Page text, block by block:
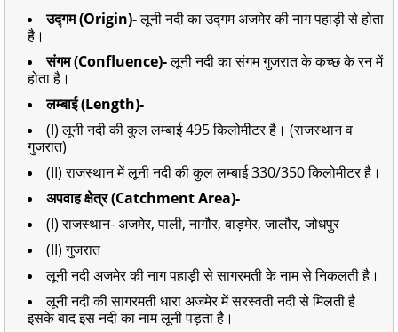
उद्गम (Origin)-लूनी नदी का उद्गम अजमेर की नाग पहाड़ी से होता
है।
संगम (Confluence)-लूनी नदी का संगम गुजरात के कच्छ के रन में
होता है।
लम्बाई (Length)-
(I) लूनी नदी की कुल लम्बाई 495 किलोमीटर है। (राजस्थान व
गुजरात)
(II) राजस्थान में लूनी नदी की कुल लम्बाई 330/350 किलोमीटर है।
अपवाह क्षेत्र (Catchment Area)-
(I) राजस्थान- अजमेर, पाली, नागौर, बाड़मेर, जालौर, जोधपुर
(II) गुजरात
लूनी नदी अजमेर की नाग पहाड़ी से सागरमती के नाम से निकलती है।
लूनी नदी की सागरमती धारा अजमेर में सरस्वती नदी से मिलती है
इसके बाद इस नदी का नाम लूनी पड़ता है।